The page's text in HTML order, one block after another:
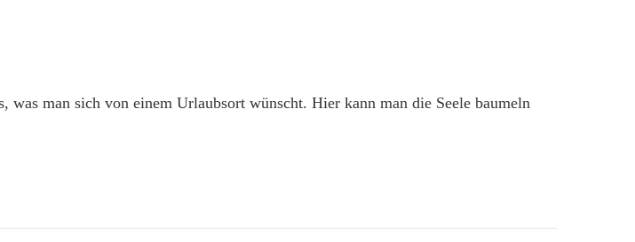
man sich von einem Urlaubsort wünscht. Hier kann man die Seele baumeln